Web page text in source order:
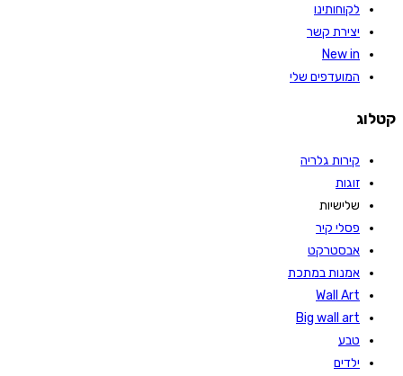
לקוחותינו
יצירת קשר
New in
המועדפים שלי
קטלוג
קירות גלריה
זוגות
שלישיות
פסלי קיר
אבסטרקט
אמנות במתכת
Wall Art
Big wall art
טבע
ילדים